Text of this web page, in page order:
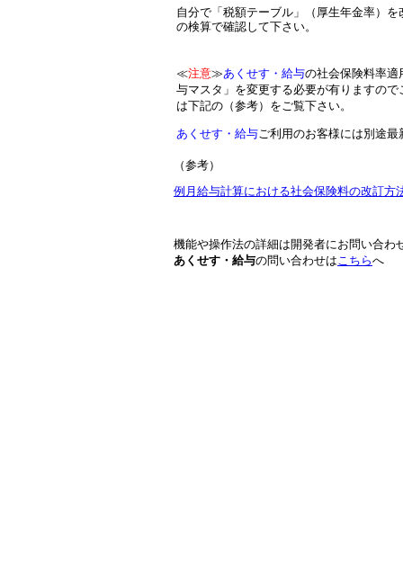
自分で「税額テーブル」（厚生年金率）
の検算で確認して下さい。
≪注意≫あくせす・給与の社会保険料率適
与マスタ」を変更する必要が有りますの
は下記の（参考）をご覧下さい。
あくせす・給与ご利用のお客様には別途
（参考）
例月給与計算における社会保険料の改訂方
機能や操作法の詳細は開発者にお問い合わ
あくせす・給与の問い合わせはこちらへ